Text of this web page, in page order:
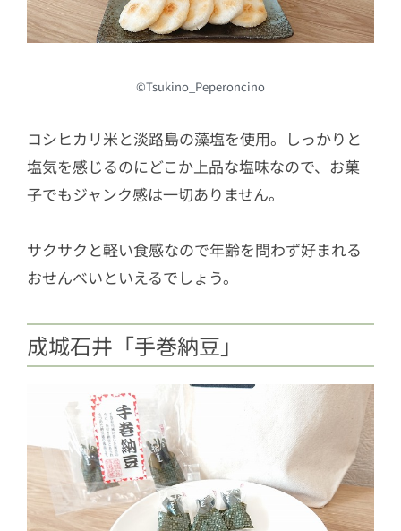
©Tsukino_Peperoncino
コシヒカリ米と淡路島の藻塩を使用。しっかりと
塩気を感じるのにどこか上品な塩味なので、お菓
子でもジャンク感は一切ありません。
サクサクと軽い食感なので年齢を問わず好まれる
おせんべいといえるでしょう。
成城石井「手巻納豆」